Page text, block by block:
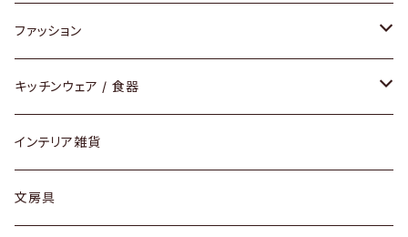
チェア / スツール
ダイニングセット / ダイニングテーブル
ローテーブル / サイドテーブル
デスク / コンソール
ペンダントライト
テーブルランプ / デスクスタンド
フロアライト
ファッション
アクセサリー
リング
ピアス / イヤリング
財布
バッグ
キッチンウェア / 食器
グラス / タンブラー
カップ / マグ
インテリア雑貨
文房具